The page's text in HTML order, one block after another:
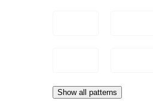
Show all patterns